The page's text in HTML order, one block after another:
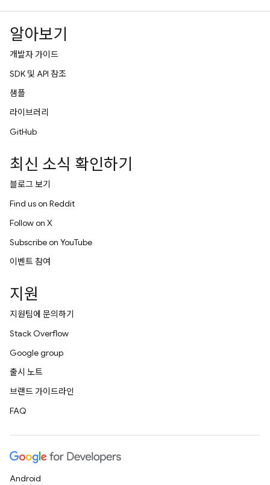
알아보기
개발자 가이드
SDK 및 API 참조
샘플
라이브러리
GitHub
최신 소식 확인하기
블로그 보기
Find us on Reddit
Follow on X
Subscribe on YouTube
이벤트 참여
지원
지원팀에 문의하기
Stack Overflow
Google group
출시 노트
브랜드 가이드라인
FAQ
Android